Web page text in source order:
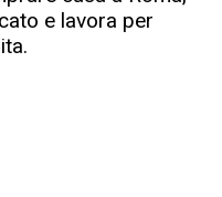
e lavora per